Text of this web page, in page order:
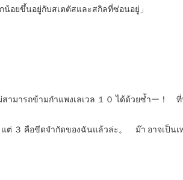
อยขึ้นอยู่กับสเตตัสและสกิลที่ซ่อนอยู่」
มารถข้ามกำแพงเลเวล １０ ได้ด้วยซ้ำー！ ที่
ต่ ３ คือขีดจำกัดของฉันแล้วล่ะ。 ม๊า อาจเป็น